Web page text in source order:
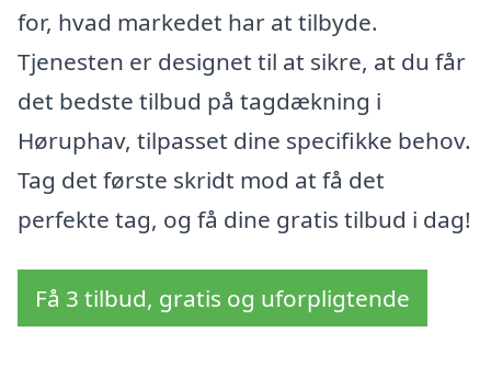
for, hvad markedet har at tilbyde.
Tjenesten er designet til at sikre, at du får
det bedste tilbud på tagdækning i
Høruphav, tilpasset dine specifikke behov.
Tag det første skridt mod at få det
perfekte tag, og få dine gratis tilbud i dag!
Få 3 tilbud, gratis og uforpligtende